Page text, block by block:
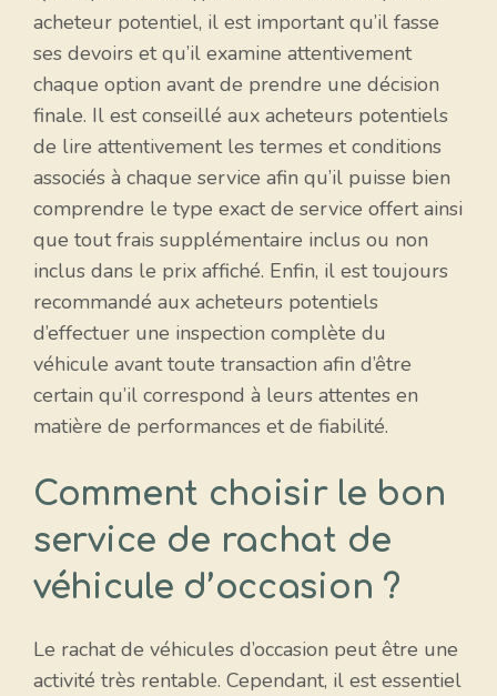
acheteur potentiel, il est important qu’il fasse
ses devoirs et qu’il examine attentivement
chaque option avant de prendre une décision
finale. Il est conseillé aux acheteurs potentiels
de lire attentivement les termes et conditions
associés à chaque service afin qu’il puisse bien
comprendre le type exact de service offert ainsi
que tout frais supplémentaire inclus ou non
inclus dans le prix affiché. Enfin, il est toujours
recommandé aux acheteurs potentiels
d’effectuer une inspection complète du
véhicule avant toute transaction afin d’être
certain qu’il correspond à leurs attentes en
matière de performances et de fiabilité.
Comment choisir le bon
service de rachat de
véhicule d’occasion ?
Le rachat de véhicules d’occasion peut être une
activité très rentable. Cependant, il est essentiel